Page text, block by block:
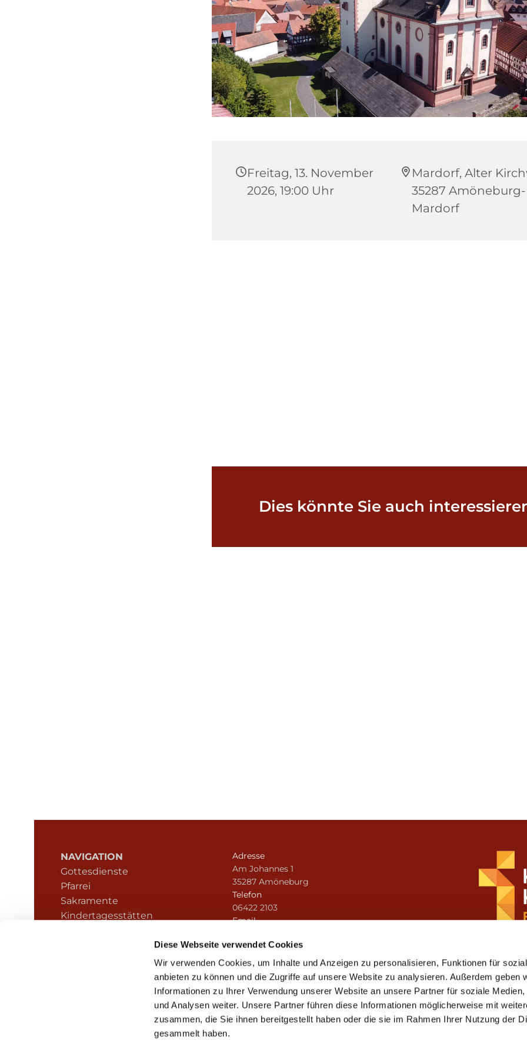
Diese Webseite verwendet Cookies
Wir verwenden Cookies, um Inhalte und Anzeigen zu personalisieren, Funktionen für
anbieten zu können und die Zugriffe auf unsere Website zu analysieren. Außerdem geben
Informationen zu Ihrer Verwendung unserer Website an unsere Partner für soziale Medien,
und Analysen weiter. Unsere Partner führen diese Informationen möglicherweise mit
zusammen, die Sie ihnen bereitgestellt haben oder die sie im Rahmen Ihrer Nutzung der
gesammelt haben.
Freitag, 13. November
2026, 19:00 Uhr
Mardorf, Alter
35287 Amöneburg-
Mardorf
Dies könnte Sie auch
NAVIGATION
Gottesdienste
Pfarrei
Sakramente
Kindertagesstätten
Hinweisgeberschutz
Adresse
Am Johannes 1
35287 Amöneburg
Telefon
06422 2103
Email
Impressum Datenschutzerklärung ChurchDesk-